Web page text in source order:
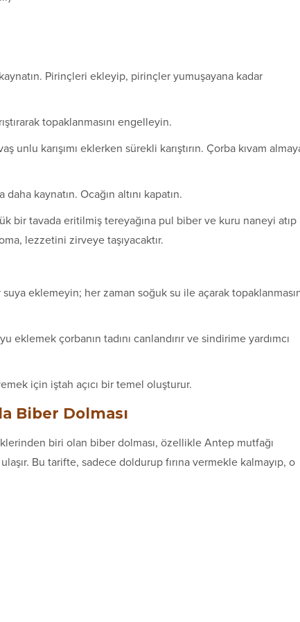
Pirinçleri ekleyip, pirinçler yumuşayana kadar
topaklanmasını engelleyin.
unlu karışımı eklerken sürekli karıştırın. Çorba kıvam
kaynatın. Ocağın altını kapatın.
bir tavada eritilmiş tereyağına pul biber ve kuru naneyi atıp
lezzetini zirveye taşıyacaktır.
eklemeyin; her zaman soğuk su ile açarak
eklemek çorbanın tadını canlandırır ve sindirime yardımcı
için iştah açıcı bir temel oluşturur.
Biber Dolması
biri olan biber dolması, özellikle Antep mutfağı
Bu tarifte, sadece doldurup fırına vermekle kalmayıp, o